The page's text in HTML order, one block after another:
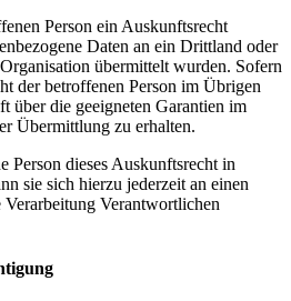
Person ein Auskunftsrecht
Daten an ein Drittland oder
übermittelt wurden. Sofern
der betroffenen Person im Übrigen
über die geeigneten Garantien im
Übermittlung zu erhalten.
Person dieses Auskunftsrecht in
sie sich hierzu jederzeit an einen
Verantwortlichen